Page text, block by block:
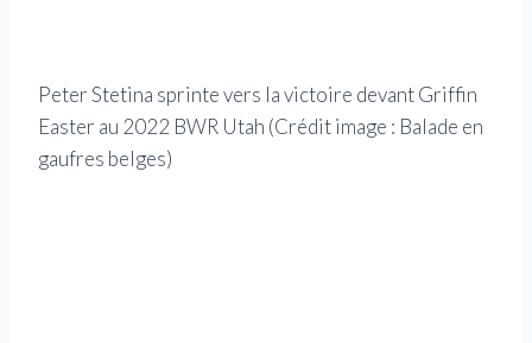
Peter Stetina sprinte vers la victoire devant Griffin
Easter au 2022 BWR Utah (Crédit image : Balade en
gaufres belges)